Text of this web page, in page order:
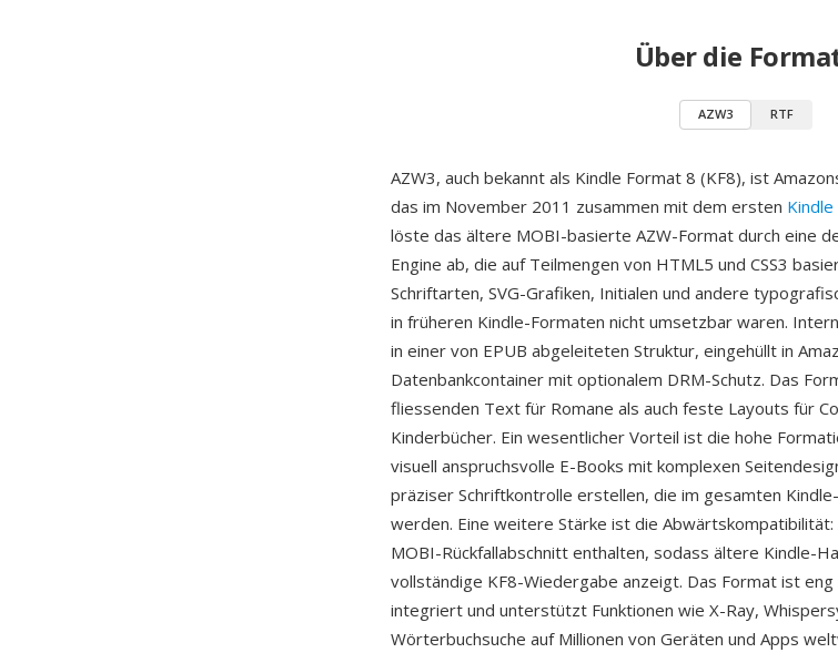
Über die
AZW3 RTF
AZW3, auch bekannt als Kindle Format 8 (KF8), ist
das im November 2011 zusammen mit dem ersten Kindle
löste das ältere MOBI-basierte AZW-Format durch eine
Engine ab, die auf Teilmengen von HTML5 und CSS3
Schriftarten, SVG-Grafiken, Initialen und andere
in früheren Kindle-Formaten nicht umsetzbar waren.
in einer von EPUB abgeleiteten Struktur, eingehüllt in
Datenbankcontainer mit optionalem DRM-Schutz. Das
fliessenden Text für Romane als auch feste Layouts für
Kinderbücher. Ein wesentlicher Vorteil ist die hohe
visuell anspruchsvolle E-Books mit komplexen
präziser Schriftkontrolle erstellen, die im gesamten
werden. Eine weitere Stärke ist die Abwärtskompatibilität:
MOBI-Rückfallabschnitt enthalten, sodass ältere Kindle-
vollständige KF8-Wiedergabe anzeigt. Das Format ist eng
integriert und unterstützt Funktionen wie X-Ray,
Wörterbuchsuche auf Millionen von Geräten und Apps